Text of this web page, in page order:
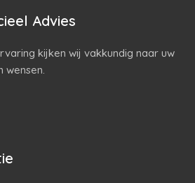
Advies
kijken wij vakkundig naar uw
wensen.